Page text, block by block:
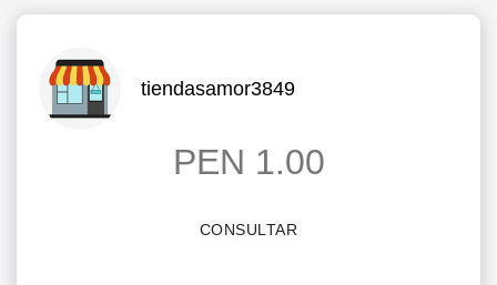
tiendasamor3849
PEN 1.00
CONSULTAR